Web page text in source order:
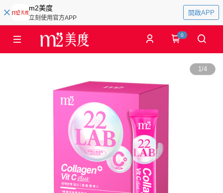
m2美度
立刻使用官方APP
開啟APP
0
1/4